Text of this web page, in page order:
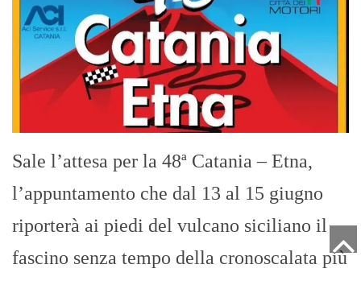
Sale l’attesa per la 48ª Catania – Etna,
l’appuntamento che dal 13 al 15 giugno
riporterà ai piedi del vulcano siciliano il
fascino senza tempo della cronoscalata più